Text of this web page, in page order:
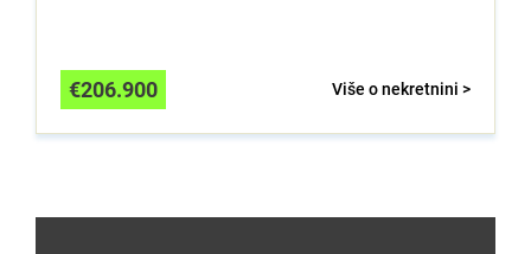
Više o nekretnini >
€206.900